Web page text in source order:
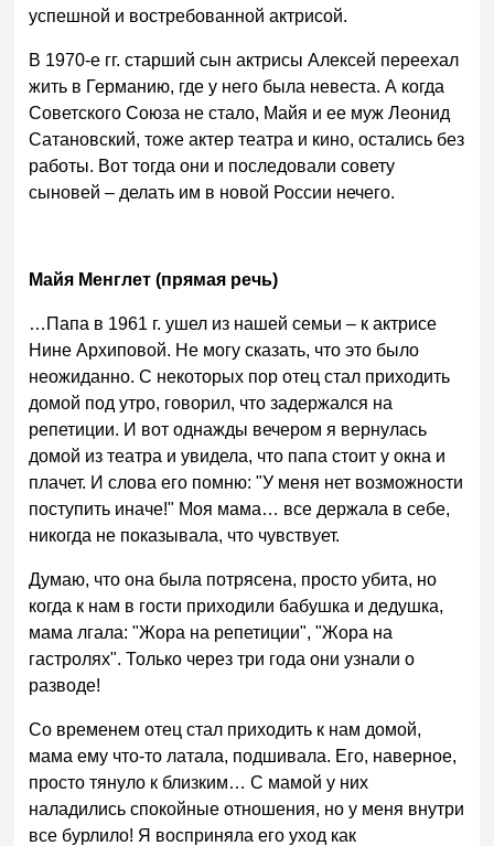
успешной и востребованной актрисой.
В 1970-е гг. старший сын актрисы Алексей переехал
жить в Германию, где у него была невеста. А когда
Советского Союза не стало, Майя и ее муж Леонид
Сатановский, тоже актер театра и кино, остались без
работы. Вот тогда они и последовали совету
сыновей – делать им в новой России нечего.
Майя Менглет (прямая речь)
…Папа в 1961 г. ушел из нашей семьи – к актрисе
Нине Архиповой. Не могу сказать, что это было
неожиданно. С некоторых пор отец стал приходить
домой под утро, говорил, что задержался на
репетиции. И вот однажды вечером я вернулась
домой из театра и увидела, что папа стоит у окна и
плачет. И слова его помню: "У меня нет возможности
поступить иначе!" Моя мама… все держала в себе,
никогда не показывала, что чувствует.
Думаю, что она была потрясена, просто убита, но
когда к нам в гости приходили бабушка и дедушка,
мама лгала: "Жора на репетиции", "Жора на
гастролях". Только через три года они узнали о
разводе!
Со временем отец стал приходить к нам домой,
мама ему что-то латала, подшивала. Его, наверное,
просто тянуло к близким… С мамой у них
наладились спокойные отношения, но у меня внутри
все бурлило! Я восприняла его уход как